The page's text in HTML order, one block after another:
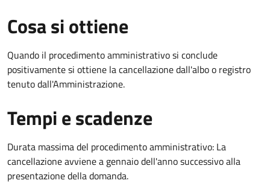
Cosa si ottiene
Quando il procedimento amministrativo si conclude
positivamente si ottiene la cancellazione dall'albo o registro
tenuto dall'Amministrazione.
Tempi e scadenze
Durata massima del procedimento amministrativo: La
cancellazione avviene a gennaio dell'anno successivo alla
presentazione della domanda.